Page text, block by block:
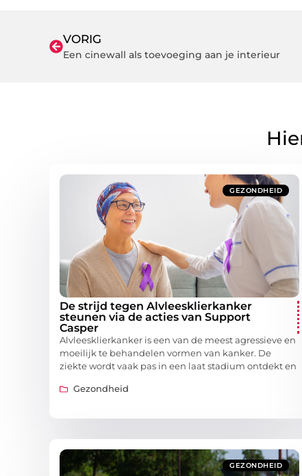
VORIG
Een cinewall als toevoeging aan je interieur
GEZONDHEID
De strijd tegen Alvleesklierkanker
steunen via de acties van Support
Casper
Alvleesklierkanker is een van de meest agressieve en
moeilijk te behandelen vormen van kanker. De
ziekte wordt vaak pas in een laat stadium ontdekt en
Gezondheid
GEZONDHEID